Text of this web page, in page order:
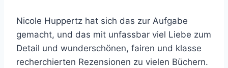
Nicole Huppertz hat sich das zur Aufgabe
gemacht, und das mit unfassbar viel Liebe zum
Detail und wunderschönen, fairen und klasse
recherchierten Rezensionen zu vielen Büchern.